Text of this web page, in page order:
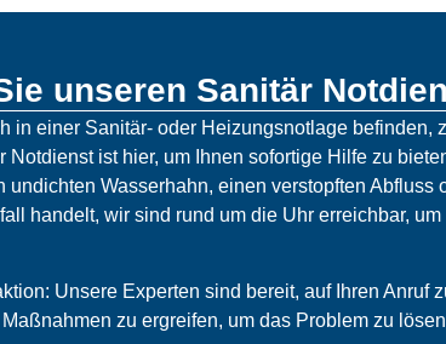
unseren Sanitär
in einer Sanitär- oder Heizungsnotlage befinden,
Notdienst ist hier, um Ihnen sofortige Hilfe zu
undichten Wasserhahn, einen verstopften Abfluss
handelt, wir sind rund um die Uhr erreichbar,
Unsere Experten sind bereit, auf Ihren Anruf
zu ergreifen, um das Problem zu